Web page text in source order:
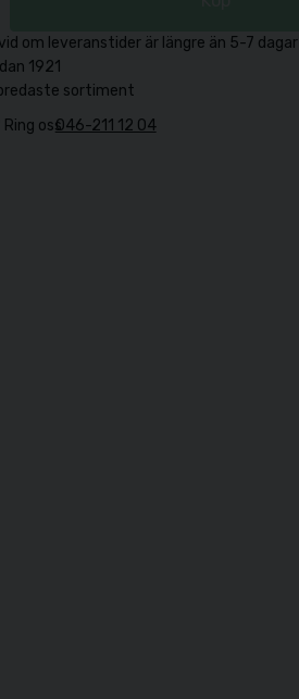
om leveranstider är längre än 5-7 dagar
1921
sortiment
oss046-211 12 04